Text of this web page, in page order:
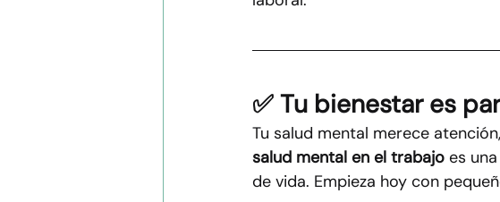
✅ Tu bienestar es
Tu salud mental merece
salud mental en el trabajo es
de vida. Empieza hoy con